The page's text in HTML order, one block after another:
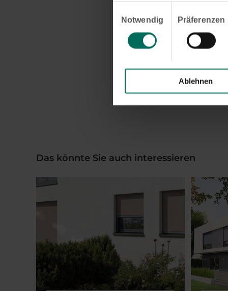
Notwendig
Präferenzen
Ablehnen
Das könnte Sie auch interessieren